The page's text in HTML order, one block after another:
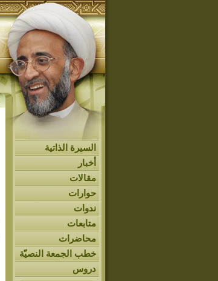
السيرة الذاتية
أخبار
مقالات
حوارات
ندوات
متابعات
محاضرات
خطب الجمعة النصيّة
دروس